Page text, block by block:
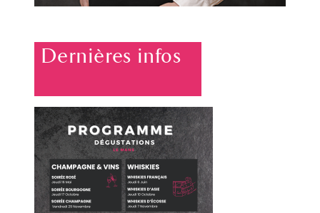
Dernières infos